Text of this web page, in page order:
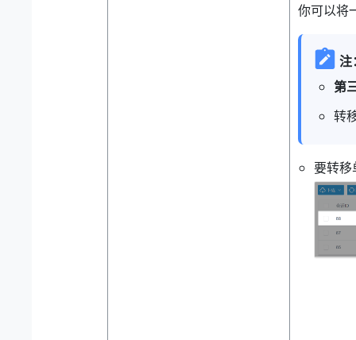
你可以将
注
第
转
要转移